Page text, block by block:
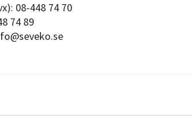
08-448 74 70
74 89